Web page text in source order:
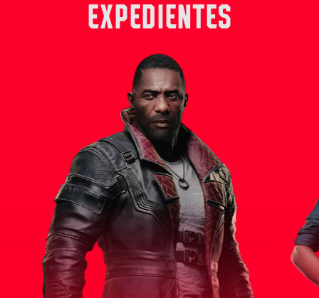
EXPEDIENTES
en
Solomon Reed es un experimentado
agente de la FIA que ha demostrado su
valía en un sinfín de misiones de
Alex, en
de